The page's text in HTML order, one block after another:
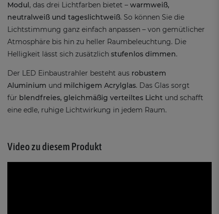
Modul , das drei Lichtfarben bietet – warmweiß,
neutralweiß und tageslichtweiß. So können Sie die
Lichtstimmung ganz einfach anpassen – von gemütlicher
Atmosphäre bis hin zu heller Raumbeleuchtung. Die
Helligkeit lässt sich zusätzlich stufenlos dimmen.
Der LED Einbaustrahler besteht aus robustem
Aluminium und milchigem Acrylglas. Das Glas sorgt
für blendfreies, gleichmäßig verteiltes Licht und schafft
eine edle, ruhige Lichtwirkung in jedem Raum.
Video zu diesem Produkt